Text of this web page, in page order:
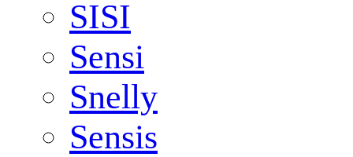
SISI
Sensi
Snelly
Sensis